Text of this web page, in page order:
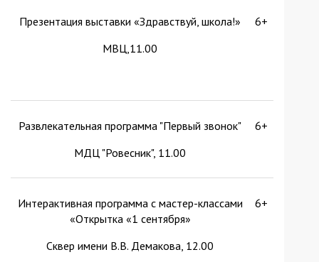
Презентация выставки «Здравствуй, школа!»
МВЦ,11.00
6+
Развлекательная программа "Первый звонок"
МДЦ "Ровесник", 11.00
6+
Интерактивная программа с мастер-классами
«Открытка «1 сентября»
Сквер имени В.В. Демакова, 12.00
6+